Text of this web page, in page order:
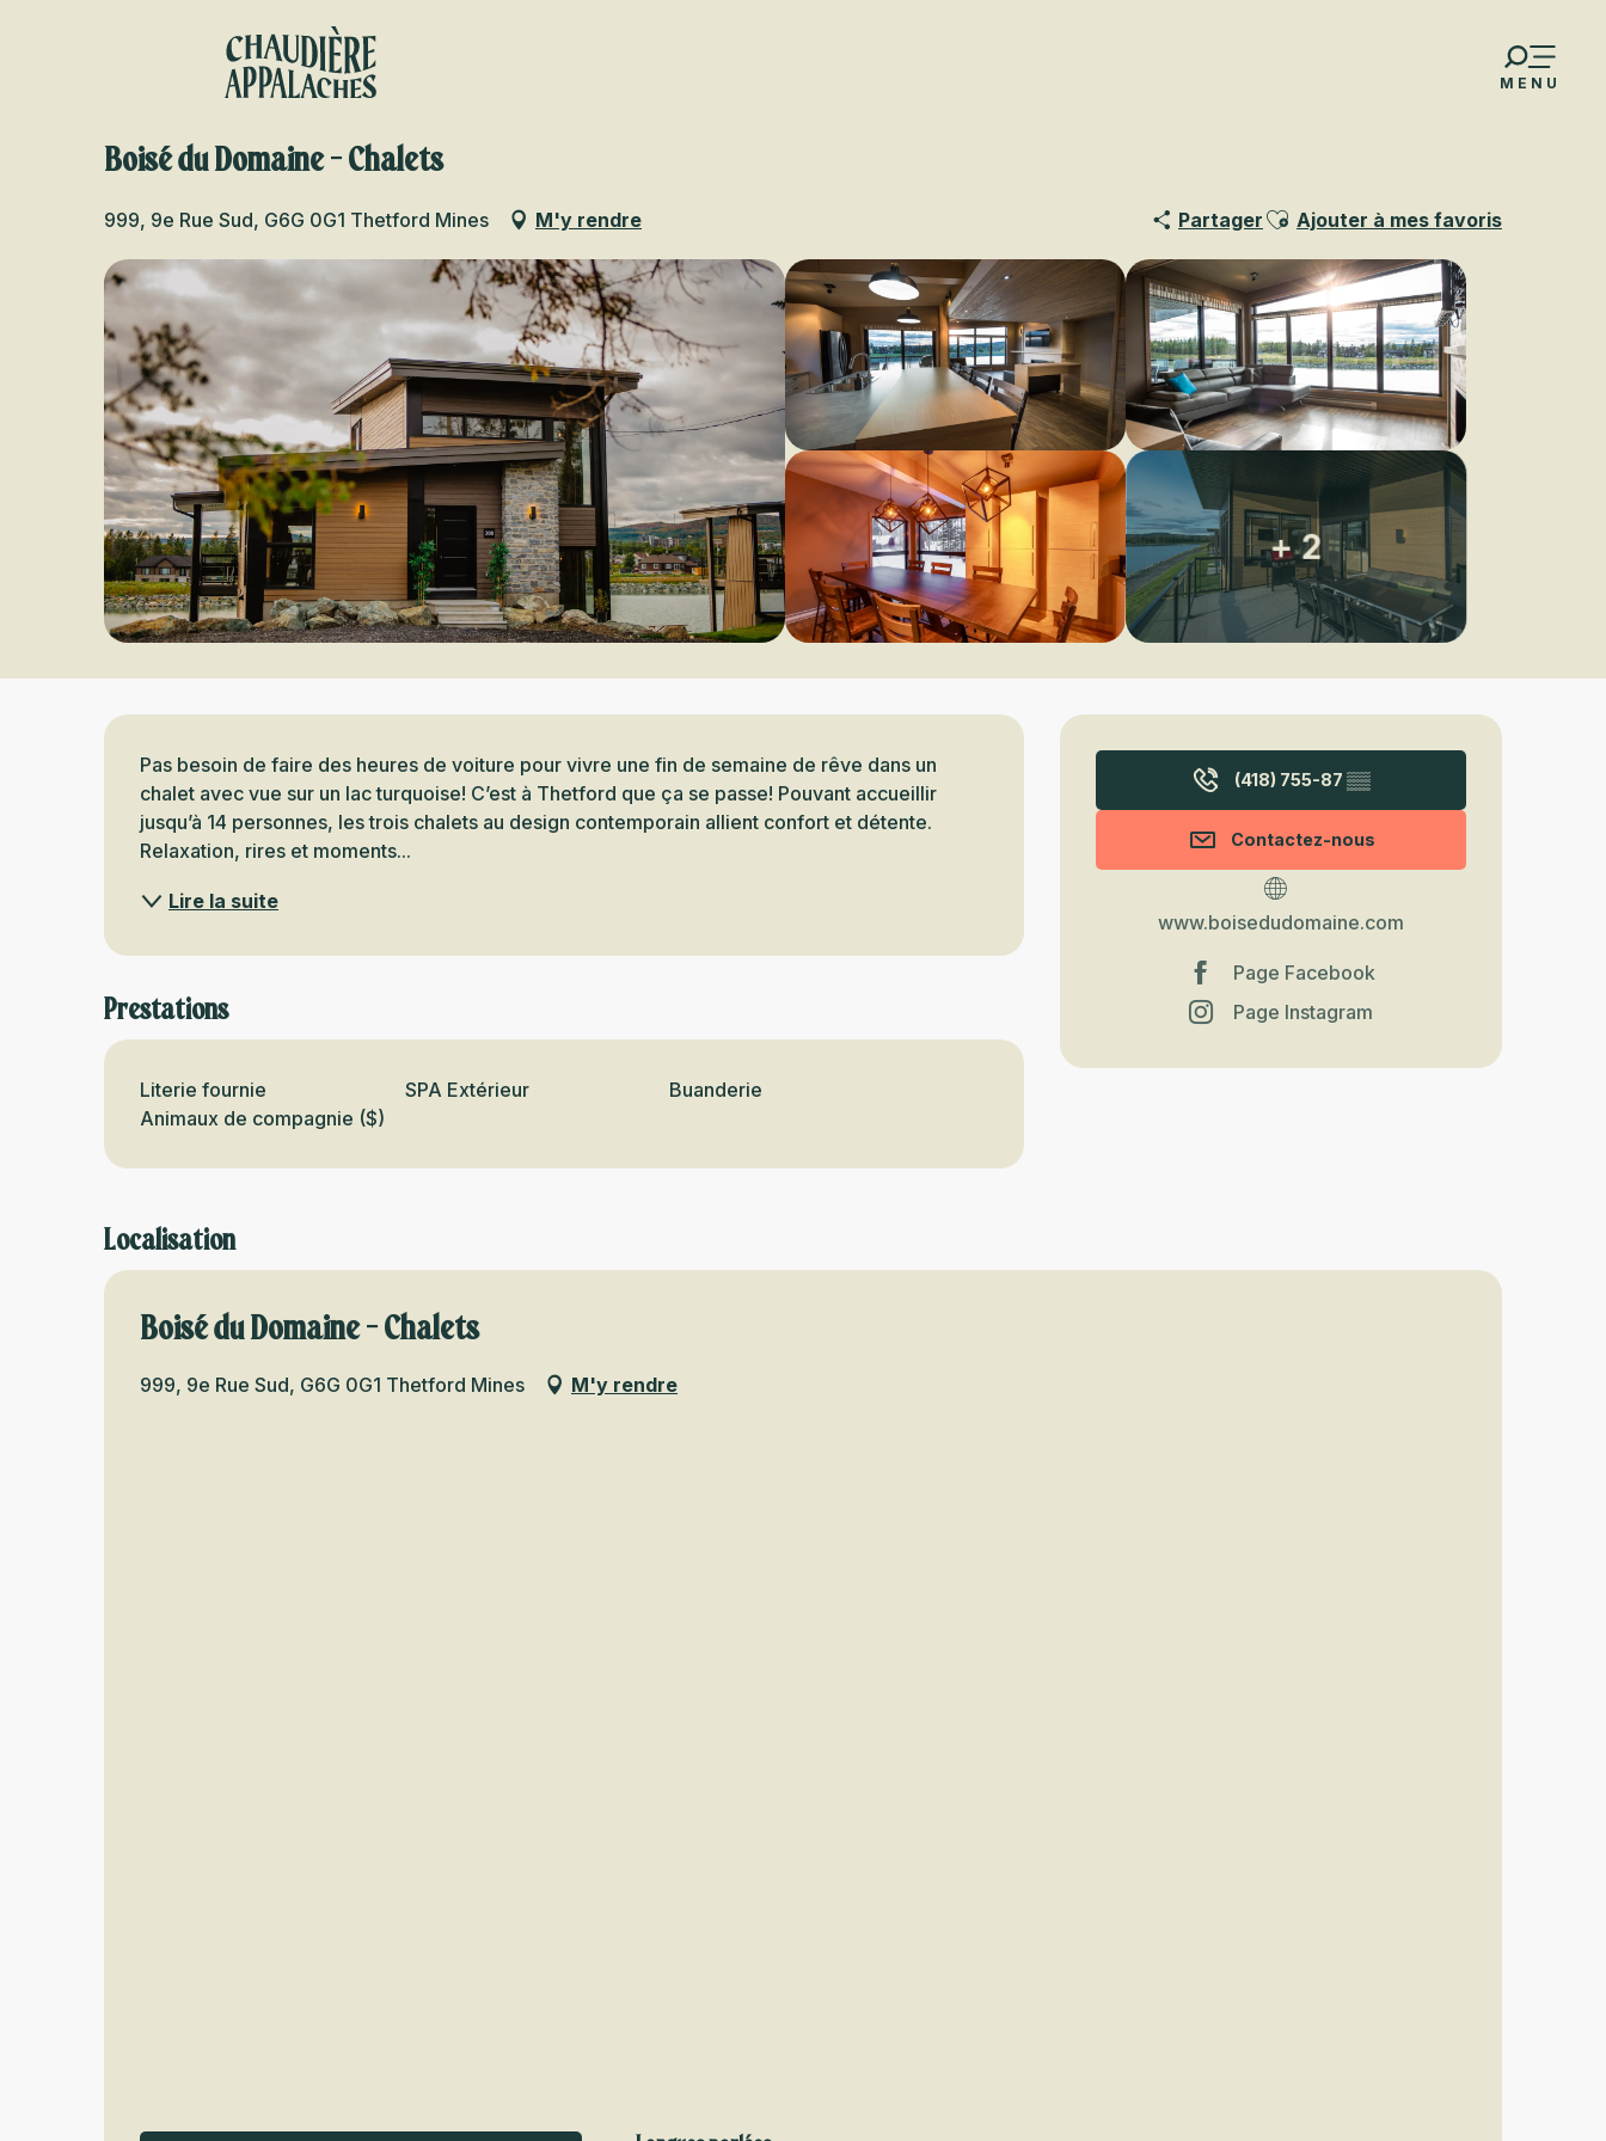
MENU
Boisé du Domaine - Chalets
999, 9e Rue Sud, G6G 0G1 Thetford Mines M'y rendre Partager Ajouter aux favoris
Ajouter à mes favoris
+ 2
Ouverture et coordonnées
(418) 755-87 ▒▒
Contactez-nous
www.boisedudomaine.com
Page Facebook
Page Instagram
Description
Pas besoin de faire des heures de voiture pour vivre une fin de semaine de rêve dans un
chalet avec vue sur un lac turquoise! C’est à Thetford que ça se passe! Pouvant accueillir
jusqu’à 14 personnes, les trois chalets au design contemporain allient confort et détente.
Relaxation, rires et moments...
Lire la suite
Prestations
Literie fournie SPA Extérieur
Buanderie
Animaux de compagnie ($)
Localisation
Boisé du Domaine - Chalets
999, 9e Rue Sud, G6G 0G1 Thetford Mines M'y rendre